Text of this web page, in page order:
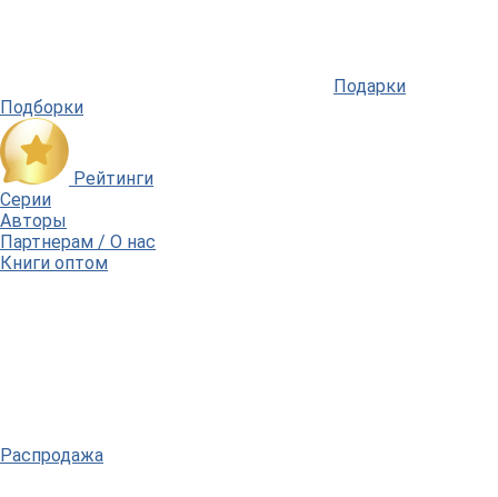
Подарки
Подборки
Рейтинги
Серии
Авторы
Партнерам / О нас
Книги оптом
Распродажа